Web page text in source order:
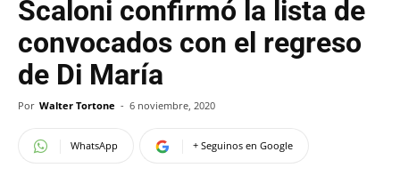
Scaloni confirmó la lista de
convocados con el regreso
de Di María
Por Walter Tortone - 6 noviembre, 2020
WhatsApp + Seguinos en Google